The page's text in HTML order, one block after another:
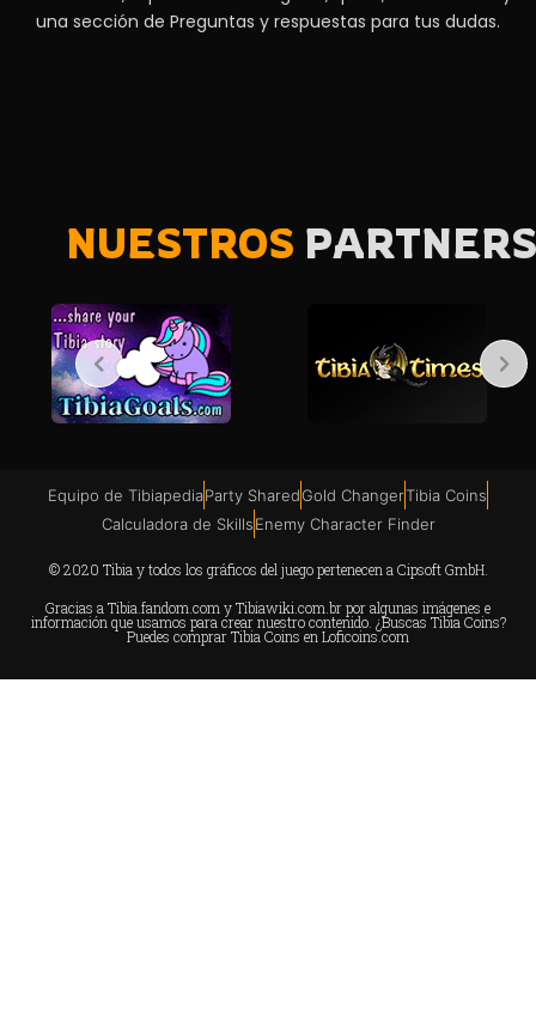
una sección de Preguntas y respuestas para tus dudas.
NUESTROS PARTNERS
Equipo de TibiapediaParty SharedGold ChangerTibia Coins
Calculadora de SkillsEnemy Character Finder
© 2020 Tibia y todos los gráficos del juego pertenecen a Cipsoft GmbH.
Gracias a Tibia.fandom.com yTibiawiki.com.brpor algunas imágenes e
información que usamos para crear nuestro contenido. ¿Buscas Tibia Coins?
Puedes comprar Tibia Coins en Loficoins.com